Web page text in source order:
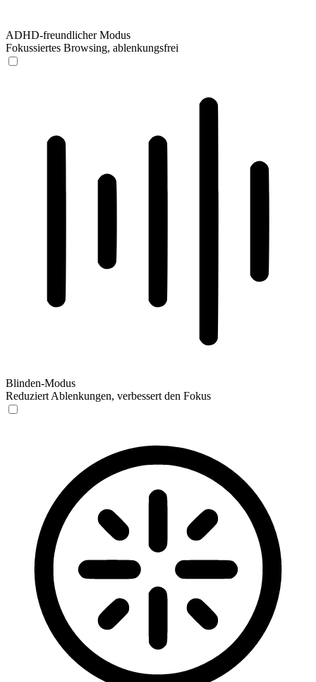
ADHD-freundlicher Modus
Fokussiertes Browsing, ablenkungsfrei
Blinden-Modus
Reduziert Ablenkungen, verbessert den Fokus